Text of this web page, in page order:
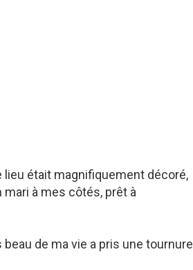
lieu était magnifiquement décoré,
mari à mes côtés, prêt à
de ma vie a pris une tournure